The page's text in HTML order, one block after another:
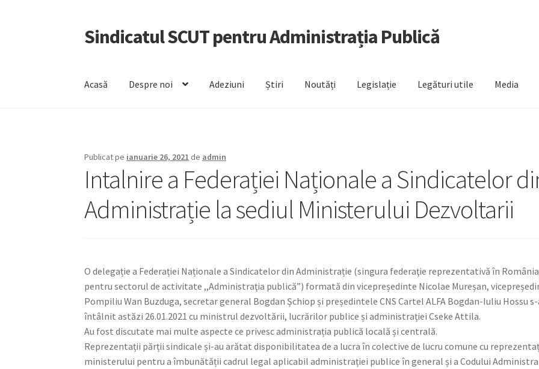
Sari
la
Sari
la
Sindicatul SCUT pentru Administrația Publică
Acasă Despre noi Adeziuni Știri Noutăți Legislație Legături utile Media
Publicat pe ianuarie 26, 2021 de admin
Intalnire a Federației Naționale a Sindicatelor
Administrație la sediul Ministerului Dezvoltarii
O delegație a Federației Naționale a Sindicatelor din Administrație (singura federaţie reprezentativă în România
pentru sectorul de activitate ,,Administraţia publică”) formată din vicepreședinte Nicolae Mureșan,
Pompiliu Wan Buzduga, secretar general Bogdan Șchiop și președintele CNS Cartel ALFA Bogdan-Iuliu Hossu
întâlnit astăzi 26.01.2021 cu ministrul dezvoltării, lucrărilor publice și administrației Cseke Attila.
Au fost discutate mai multe aspecte ce privesc administrația publică locală și centrală.
Reprezentații părții sindicale și-au arătat disponibilitatea de a lucra în colective de lucru comune cu
ministerului pentru a îmbunătății cadrul legal aplicabil administrației publice în general și a Codului